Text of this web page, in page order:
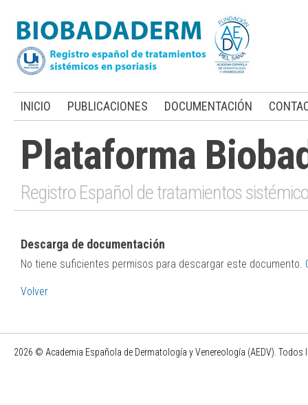
INICIO PUBLICACIONES DOCUMENTACIÓN
Plataforma
Registro Español de tratamientos
Descarga de documentación
No tiene suficientes permisos para descargar este documento.
Volver
2026 © Academia Española de Dermatología y Venereología (AEDV). Todos